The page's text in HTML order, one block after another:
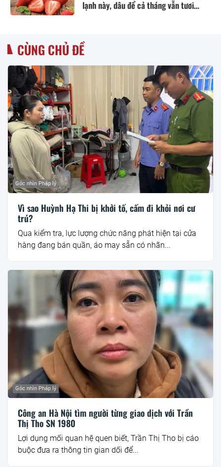
lạnh này, dâu để cả tháng vẫn tươi
CÙNG CHỦ ĐỀ
Góc nhìn Pháp lý
Vì sao Huỳnh Hạ Thi bị khởi tố, cấm đi khỏi nơi cư
trú?
Qua kiểm tra, lực lượng chức năng phát hiện tại cửa
hàng đang bán quần, áo may sẵn có nhãn...
Góc nhìn Pháp lý
Công an Hà Nội tìm người từng giao dịch với Trần
Thị Tho SN 1980
Lợi dụng mối quan hệ quen biết, Trần Thị Tho bị cáo
buộc đưa ra thông tin gian dối để...